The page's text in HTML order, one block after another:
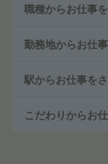
職種からお仕事
勤務地からお仕
駅からお仕事を
こだわりからお